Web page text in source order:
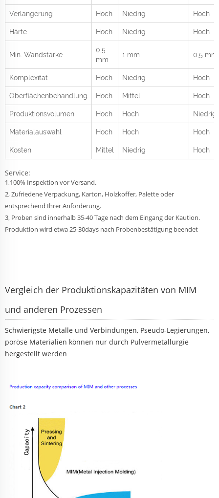
Verlängerung Hoch Niedrig Hoch
Härte Hoch Niedrig Hoch
Min. Wandstärke
0,5
mm
1 mm 0,5 mm
Komplexität Hoch Niedrig Hoch
Oberflächenbehandlung Hoch Mittel Hoch
Produktionsvolumen Hoch Hoch Niedrig
Materialauswahl Hoch Hoch Hoch
Kosten Mittel Niedrig Hoch
Service:
1,100% Inspektion vor Versand.
2, Zufriedene Verpackung, Karton, Holzkoffer, Palette oder
entsprechend Ihrer Anforderung.
3, Proben sind innerhalb 35-40 Tage nach dem Eingang der Kaution.
Produktion wird etwa 25-30days nach Probenbestätigung beendet
Vergleich der Produktionskapazitäten von MIM
und anderen Prozessen
Schwierigste Metalle und Verbindungen, Pseudo-Legierungen,
poröse Materialien können nur durch Pulvermetallurgie
hergestellt werden